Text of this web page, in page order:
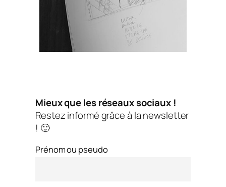
Mieux que les réseaux sociaux !
Restez informé grâce à la newsletter
! 🙂
Prénom ou pseudo